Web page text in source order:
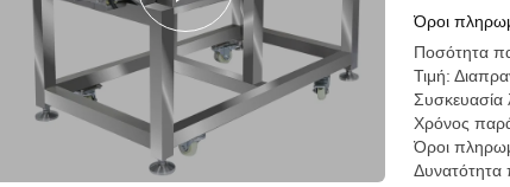
Όροι
Ποσότητα
Τιμή:
Συσκευασία
Χρόνος
Όροι